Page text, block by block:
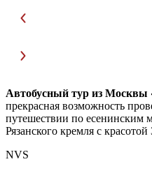
Автобусный тур из Москвы
прекрасная возможность
путешествии по есенинским
Рязанского кремля с красотой
NVS